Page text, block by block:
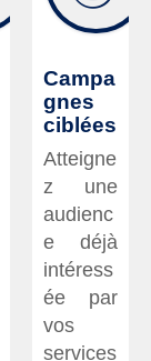
Campa
gnes
ciblées
Atteigne
z une
audienc
e déjà
intéress
ée par
vos
services